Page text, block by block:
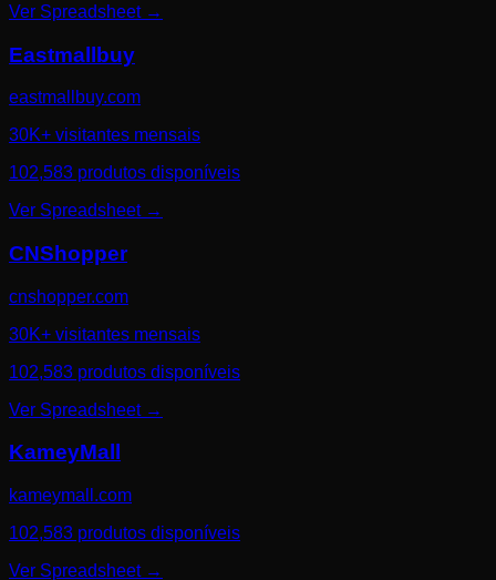
Ver Spreadsheet→
Eastmallbuy
eastmallbuy.com
30K+ visitantes mensais
102,583 produtos disponíveis
Ver Spreadsheet→
CNShopper
cnshopper.com
30K+ visitantes mensais
102,583 produtos disponíveis
Ver Spreadsheet→
KameyMall
kameymall.com
102,583 produtos disponíveis
Ver Spreadsheet→